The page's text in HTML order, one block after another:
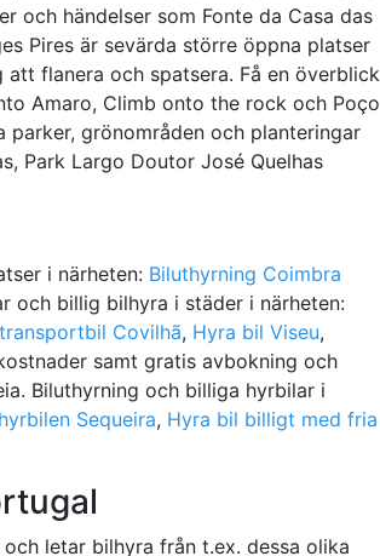
och händelser som Fonte da Casa das
Pires är sevärda större öppna platser
flanera och spatsera. Få en överblick
Amaro, Climb onto the rock och Poço
parker, grönområden och planteringar
Park Largo Doutor José Quelhas
i närheten: Biluthyrning Coimbra
och billig bilhyra i städer i närheten:
Covilhã, Hyra bil Viseu,
samt gratis avbokning och
Biluthyrning och billiga hyrbilar i
Sequeira, Hyra bil billigt med fria
letar bilhyra från t.ex. dessa olika